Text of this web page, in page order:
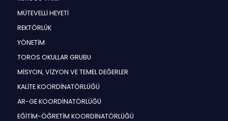
MÜTEVELLİ HEYETİ
REKTÖRLÜK
YÖNETİM
TOROS OKULLAR GRUBU
MİSYON, VİZYON VE TEMEL DEĞERLER
KALİTE KOORDİNATÖRLÜĞÜ
AR-GE KOORDİNATÖRLÜĞÜ
EĞİTİM-ÖĞRETİM KOORDİNATÖRLÜĞÜ